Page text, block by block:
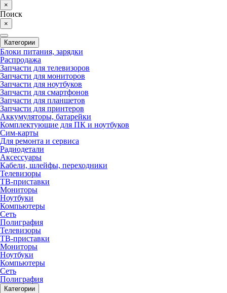
×
Поиск
×
Категории
Блоки питания, зарядки
Распродажа
Запчасти для телевизоров
Запчасти для мониторов
Запчасти для ноутбуков
Запчасти для смартфонов
Запчасти для планшетов
Запчасти для принтеров
Аккумуляторы, батарейки
Комплектующие для ПК и ноутбуков
Сим-карты
Для ремонта и сервиса
Радиодетали
Аксессуары
Кабели, шлейфы, переходники
Телевизоры
ТВ-приставки
Мониторы
Ноутбуки
Компьютеры
Сеть
Полиграфия
Телевизоры
ТВ-приставки
Мониторы
Ноутбуки
Компьютеры
Сеть
Полиграфия
Категории